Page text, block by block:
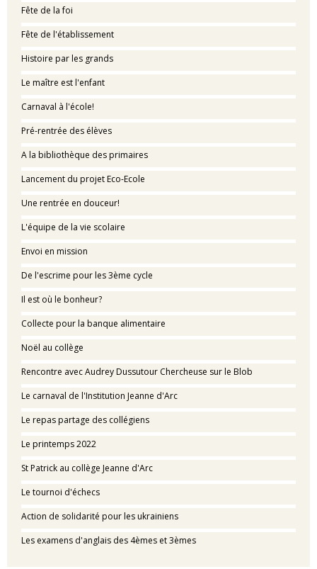
Fête de la foi
Fête de l'établissement
Histoire par les grands
Le maître est l'enfant
Carnaval à l'école!
Pré-rentrée des élèves
A la bibliothèque des primaires
Lancement du projet Eco-Ecole
Une rentrée en douceur!
L'équipe de la vie scolaire
Envoi en mission
De l'escrime pour les 3ème cycle
Il est où le bonheur?
Collecte pour la banque alimentaire
Noël au collège
Rencontre avec Audrey Dussutour Chercheuse sur le Blob
Le carnaval de l'Institution Jeanne d'Arc
Le repas partage des collégiens
Le printemps 2022
St Patrick au collège Jeanne d'Arc
Le tournoi d'échecs
Action de solidarité pour les ukrainiens
Les examens d'anglais des 4èmes et 3èmes